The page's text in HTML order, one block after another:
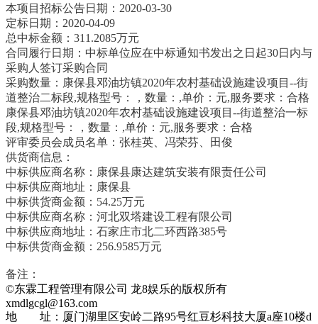
本项目招标公告日期：2020-03-30
定标日期：2020-04-09
总中标金额：311.2085万元
合同履行日期：中标单位应在中标通知书发出之日起30日内与
采购人签订采购合同
采购数量：康保县邓油坊镇2020年农村基础设施建设项目--街
道整治二标段,规格型号：，数量：,单价：元,服务要求：合格
康保县邓油坊镇2020年农村基础设施建设项目--街道整治一标
段,规格型号：，数量：,单价：元,服务要求：合格
评审委员会成员名单：张桂英、冯荣芬、田俊
供货商信息：
中标供应商名称：康保县康达建筑安装有限责任公司
中标供应商地址：康保县
中标供货商金额：54.25万元
中标供应商名称：河北双塔建设工程有限公司
中标供应商地址：石家庄市北二环西路385号
中标供货商金额：256.9585万元
备注：
©东霖工程管理有限公司 龙8娱乐的版权所有
xmdlgcgl@163.com
地 址：厦门湖里区安岭二路95号红豆杉科技大厦a座10楼d